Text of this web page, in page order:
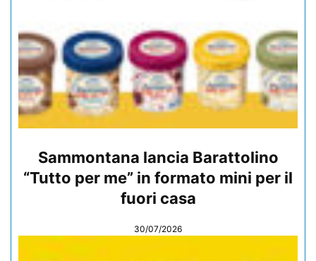
Sammontana lancia Barattolino
“Tutto per me” in formato mini per il
fuori casa
30/07/2026